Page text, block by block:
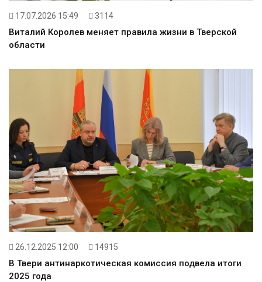
17.07.2026 15:49 3114
Виталий Королев меняет правила жизни в Тверской
области
26.12.2025 12:00 14915
В Твери антинаркотическая комиссия подвела итоги
2025 года